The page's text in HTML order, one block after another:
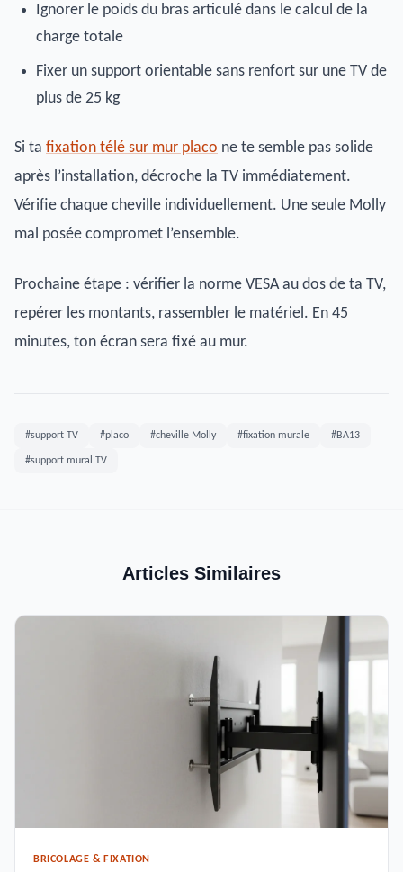
Ignorer le poids du bras articulé dans le calcul de la
charge totale
Fixer un support orientable sans renfort sur une TV de
plus de 25 kg
Si ta fixation télé sur mur placo ne te semble pas solide
après l’installation, décroche la TV immédiatement.
Vérifie chaque cheville individuellement. Une seule Molly
mal posée compromet l’ensemble.
Prochaine étape : vérifier la norme VESA au dos de ta TV,
repérer les montants, rassembler le matériel. En 45
minutes, ton écran sera fixé au mur.
#support TV #placo #cheville Molly #fixation murale #BA13
#support mural TV
Articles Similaires
BRICOLAGE & FIXATION